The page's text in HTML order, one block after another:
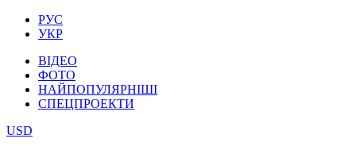
РУС
УКР
ВІДЕО
ФОТО
НАЙПОПУЛЯРНІШІ
СПЕЦПРОЕКТИ
USD